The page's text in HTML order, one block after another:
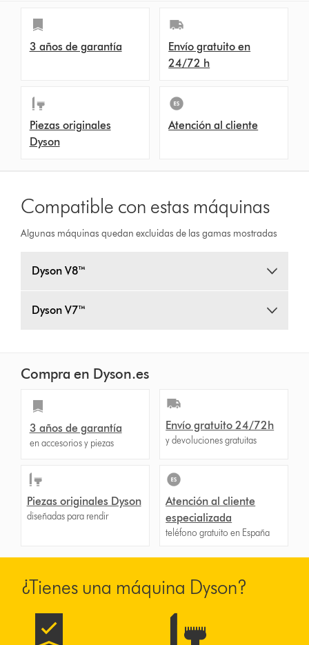
3 años de garantía
Envío gratuito en
24/72 h
Piezas originales
Dyson
Atención al cliente
Compatible con estas máquinas
Algunas máquinas quedan excluidas de las gamas mostradas
Dyson V8™
Dyson V7™
Compra en Dyson.es
3 años de garantía
en accesorios y piezas
Envío gratuito 24/72h
y devoluciones gratuitas
Piezas originales Dyson
diseñadas para rendir
Atención al cliente
especializada
teléfono gratuito en España
¿Tienes una máquina Dyson?